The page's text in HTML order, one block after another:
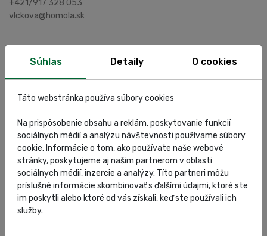
+421/917 328 053
vlckova@homola.sk
Milada Mandáková
+421/915 572 726
mandakova@homola.sk
Andrea Zaťková
+421/915 770 325
zatkova@homola.sk
Doprava a sklad
Rastislav Petrovič
+421/905 839 793
petrovic@homola.sk
Marketing
Súhlas Detaily O cookies
Táto webstránka používa súbory cookies
Na prispôsobenie obsahu a reklám, poskytovanie funkcií
sociálnych médií a analýzu návštevnosti používame súbory
cookie. Informácie o tom, ako používate naše webové
stránky, poskytujeme aj našim partnerom v oblasti
sociálnych médií, inzercie a analýzy. Títo partneri môžu
príslušné informácie skombinovať s ďalšími údajmi, ktoré ste
im poskytli alebo ktoré od vás získali, keď ste používali ich
služby.